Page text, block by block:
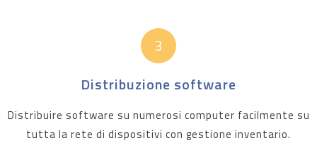
3
Distribuzione software
Distribuire software su numerosi computer facilmente su
tutta la rete di dispositivi con gestione inventario.